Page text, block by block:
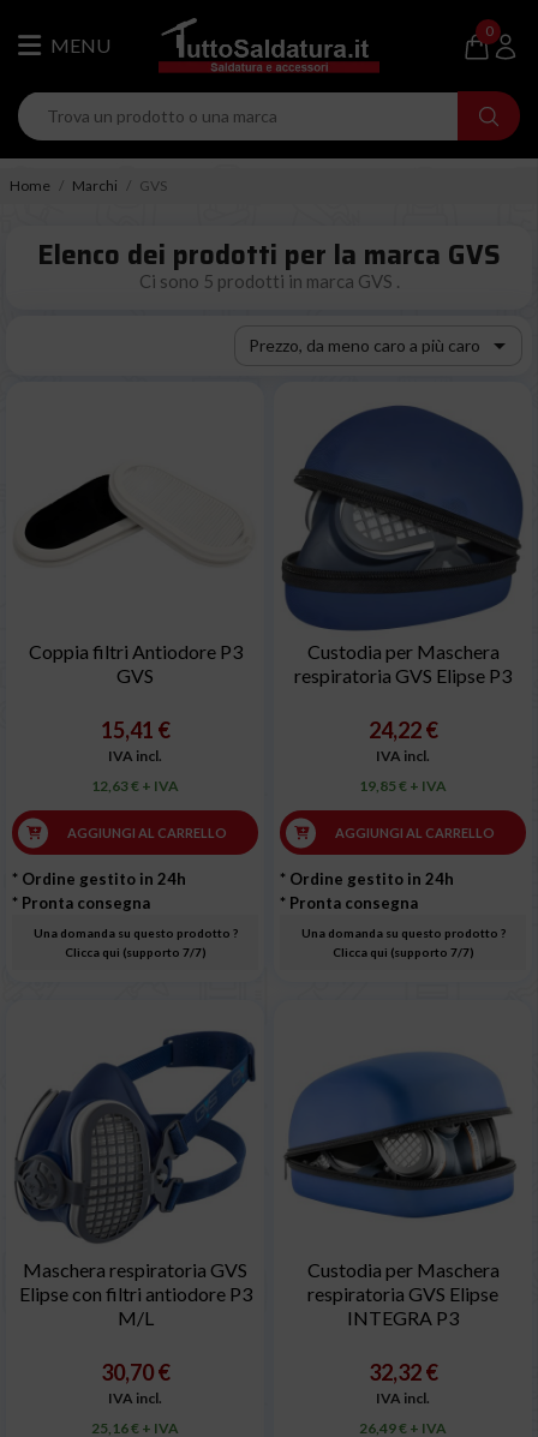
0
Home Marchi GVS
Elenco dei prodotti per la marca GVS
Ci sono 5 prodotti in marca GVS .
Prezzo, da meno caro a più caro 
Coppia filtri Antiodore P3
GVS
15,41 €
IVA incl.
12,63 € + IVA
AGGIUNGI AL CARRELLO
* Ordine gestito in 24h
* Pronta consegna
Una domanda su questo prodotto ?
Clicca qui (supporto 7/7)
Custodia per Maschera
respiratoria GVS Elipse P3
24,22 €
IVA incl.
19,85 € + IVA
AGGIUNGI AL CARRELLO
* Ordine gestito in 24h
* Pronta consegna
Una domanda su questo prodotto ?
Clicca qui (supporto 7/7)
Maschera respiratoria GVS
Elipse con filtri antiodore P3
M/L
30,70 €
IVA incl.
25,16 € + IVA
Custodia per Maschera
respiratoria GVS Elipse
INTEGRA P3
32,32 €
IVA incl.
26,49 € + IVA